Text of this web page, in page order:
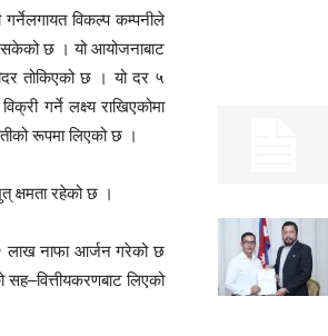
विकल्प कम्पनीले
छ । यो आयोजनाबाट
तोकिएको छ । यो दर ५
गर्ने लक्ष्य राखिएकोमा
रूपमा लिएको छ ।
क्षमता रहेको छ ।
लाख नाफा आर्जन गरेको छ
लिएको